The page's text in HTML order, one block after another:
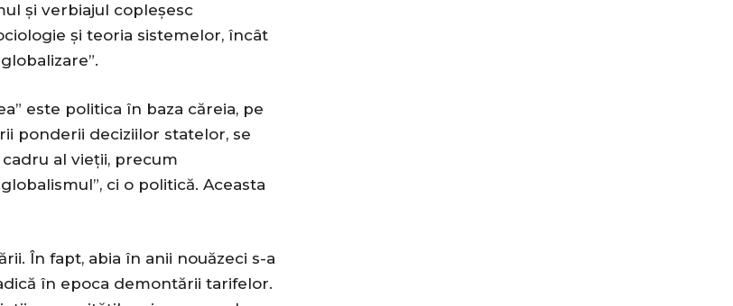
și verbiajul copleșesc
și teoria sistemelor, încât
este politica în baza căreia, pe
ponderii deciziilor statelor, se
al vieții, precum
ci o politică. Aceasta
În fapt, abia în anii nouăzeci s-a
în epoca demontării tarifelor.